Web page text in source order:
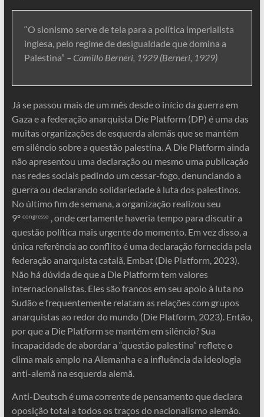
“O sionismo serve de tela para a política imperialista
inglesa, pelo regime de desigualdade que domina a
Palestina” – Camillo Berneri, 1929 (Berneri, 1929)
Já se passou mais de um mês desde o início da guerra em
Gaza e a federação anarquista Die Platform (DP) é uma das
muitas organizações de esquerda alemãs que se mantém
em silêncio sobre a questão palestina. A Die Platform ainda
não apresentou uma declaração ou mesmo uma publicação
nas redes sociais pedindo um cessar-fogo, denunciando a
guerra ou declarando solidariedade à luta dos palestinos.
No último fim de semana, a organização realizou seu
9º congresso , onde certamente haveria tempo para discutir a
questão política mais urgente do momento. Em vez disso, a
única referência ao conflito é uma declaração fornecida pela
federação anarquista catalã, Embat (Die Platform, 2023).
Não há dúvida de que a Die Platform tem valores
internacionalistas. Eles são francos em seu apoio à luta no
Sudão e frequentemente relatam as relações com grupos
anarquistas ao redor do mundo (Die Platform, 2023). Então,
por que a Die Platform se mantém em silêncio? Sua
incapacidade de abordar a “questão palestina” reflete o
clima mais amplo na Alemanha e a influência da ideologia
anti-alemã na esquerda alemã.
Anti-Deutsch é uma corrente de pensamento que declara
oposição total a todos os traços do nacionalismo alemão.